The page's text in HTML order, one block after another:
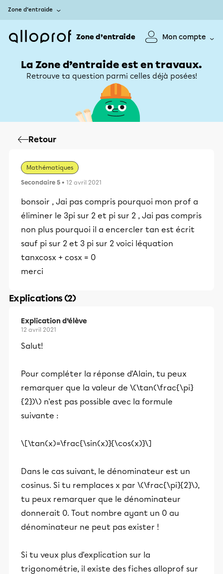
Zone d’entraide
Zone d’entraide Mon compte
La Zone d’entraide est en travaux.
Retrouve ta question parmi celles déjà posées!
Retour
Mathématiques
Secondaire 5 • 12 avril 2021
bonsoir , Jai pas compris pourquoi mon prof a
éliminer le 3pi sur 2 et pi sur 2 , Jai pas compris
non plus pourquoi il a encercler tan est écrit
sauf pi sur 2 et 3 pi sur 2 voici léquation
tanxcosx + cosx = 0
merci
Explications (2)
Explication d’élève
12 avril 2021
Salut!
Pour compléter la réponse d'Alain, tu peux
remarquer que la valeur de \(\tan(\frac{\pi}
{2})\) n'est pas possible avec la formule
suivante :
\[\tan(x)=\frac{\sin(x)}{\cos(x)}\]
Dans le cas suivant, le dénominateur est un
cosinus. Si tu remplaces x par \(\frac{\pi}{2}\),
tu peux remarquer que le dénominateur
donnerait 0. Tout nombre ayant un 0 au
dénominateur ne peut pas exister !
Si tu veux plus d'explication sur la
trigonométrie, il existe des fiches alloprof sur